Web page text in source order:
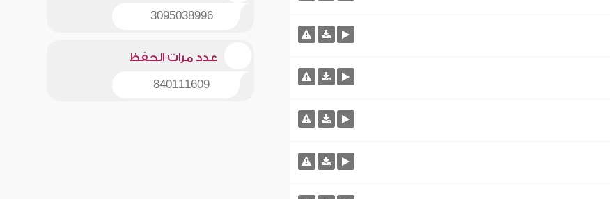
3095038996
عدد مرات الحفظ
840111609